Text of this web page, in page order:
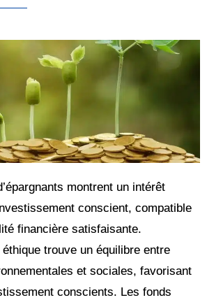
montrent un intérêt
conscient, compatible
financière satisfaisante.
éthique trouve un équilibre entre
et sociales, favorisant
conscients. Les fonds